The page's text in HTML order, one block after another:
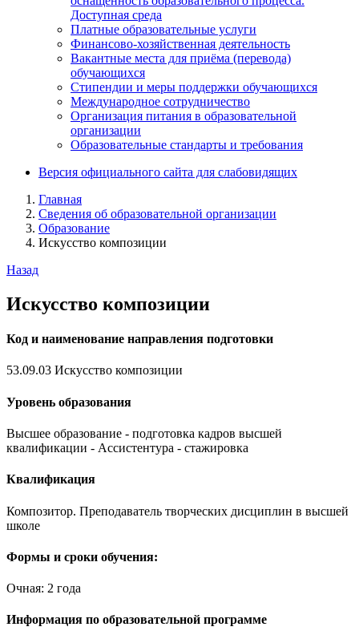
Доступная среда
Платные образовательные услуги
Финансово-хозяйственная деятельность
Вакантные места для приёма (перевода)
обучающихся
Стипендии и меры поддержки обучающихся
Международное сотрудничество
Организация питания в образовательной
организации
Образовательные стандарты и требования
Версия официального сайта для слабовидящих
Главная
Сведения об образовательной организации
Образование
Искусство композиции
Назад
Искусство композиции
Код и наименование направления подготовки
53.09.03 Искусство композиции
Уровень образования
Высшее образование - подготовка кадров высшей
квалификации - Ассистентура - стажировка
Квалификация
Композитор. Преподаватель творческих дисциплин в высшей
школе
Формы и сроки обучения:
Очная: 2 года
Информация по образовательной программе